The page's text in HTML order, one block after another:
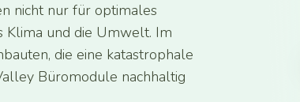
nicht nur für optimales
Klima und die Umwelt. Im
die eine katastrophale
Büromodule nachhaltig